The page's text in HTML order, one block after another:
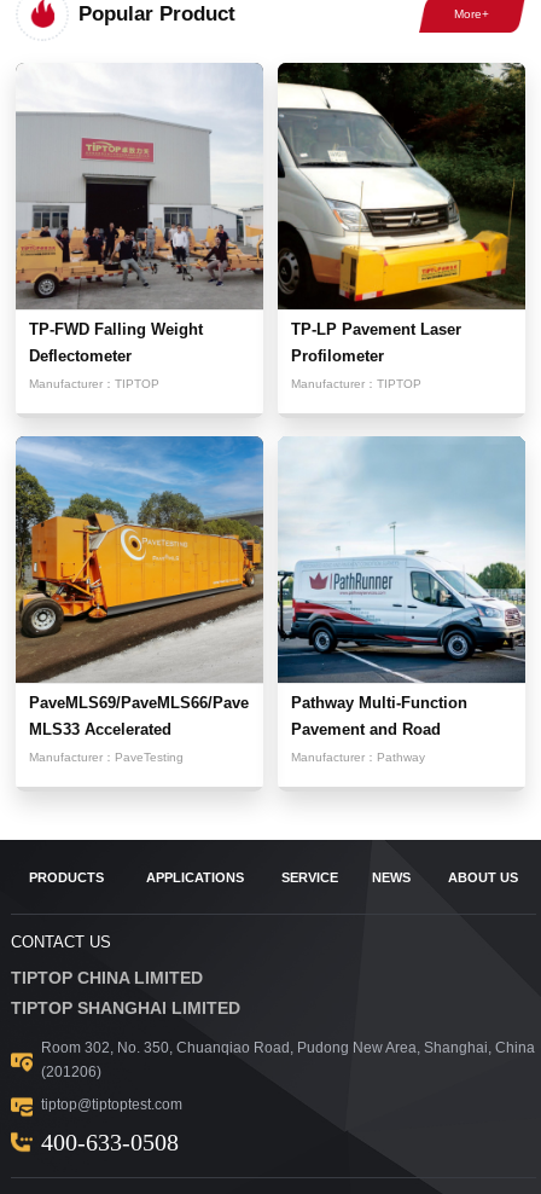
Popular Product
TP-FWD Falling Weight
Deflectometer
Manufacturer： TIPTOP
TP-LP Pavement Laser
Profilometer
Manufacturer： TIPTOP
PaveMLS69/PaveMLS66/Pave
MLS33 Accelerated
Pavement...
Manufacturer： PaveTesting
Pathway Multi-Function
Pavement and Road
Condition...
Manufacturer： Pathway
PRODUCTS APPLICATIONS SERVICE NEWS ABOUT US
CONTACT US
TIPTOP CHINA LIMITED
TIPTOP SHANGHAI LIMITED
Room 302, No. 350, Chuanqiao Road, Pudong New Area, Shanghai, China
(201206)
tiptop@tiptoptest.com
400-633-0508